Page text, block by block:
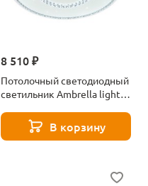
8 510 ₽
Потолочный светодиодный
светильник Ambrella light
В корзину